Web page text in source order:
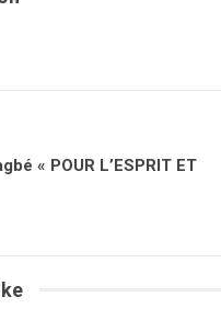
« POUR L’ESPRIT ET